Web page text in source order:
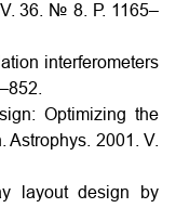
36. № 8. Р. 1165–
interferometers
Optimizing the
Astrophys. 2001. V.
layout design by